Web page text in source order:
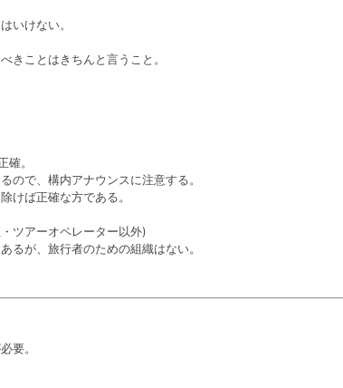
いけない。
きことはきちんと言うこと。
確。
ので、構内アナウンスに注意する。
けば正確な方である。
ツアーオペレーター以外)
るが、旅行者のための組織はない。
要。